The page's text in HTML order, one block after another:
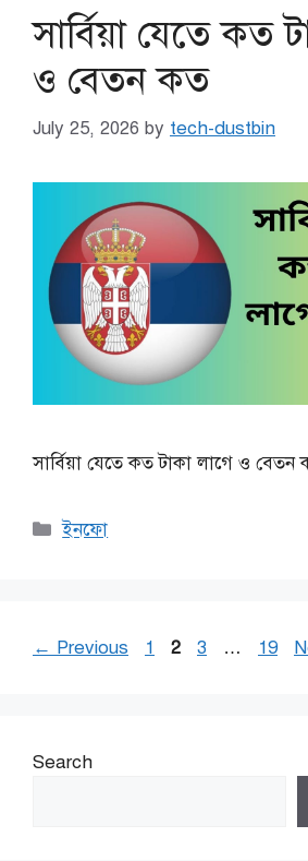
সার্বিয়া যেতে কত
ও বেতন কত
July 25, 2026 by tech-dustbin
সার্বিয়া যেতে কত টাকা লাগে ও বেতন
Categories
ইনফো
← Previous Page
1 Page
2 Page
3 … Page
19
Search